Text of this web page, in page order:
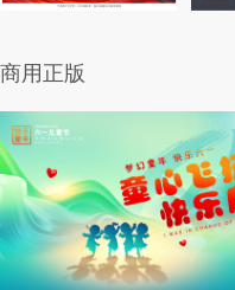
商用正版